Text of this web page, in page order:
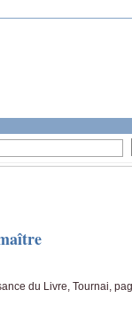
du Livre, Tournai,